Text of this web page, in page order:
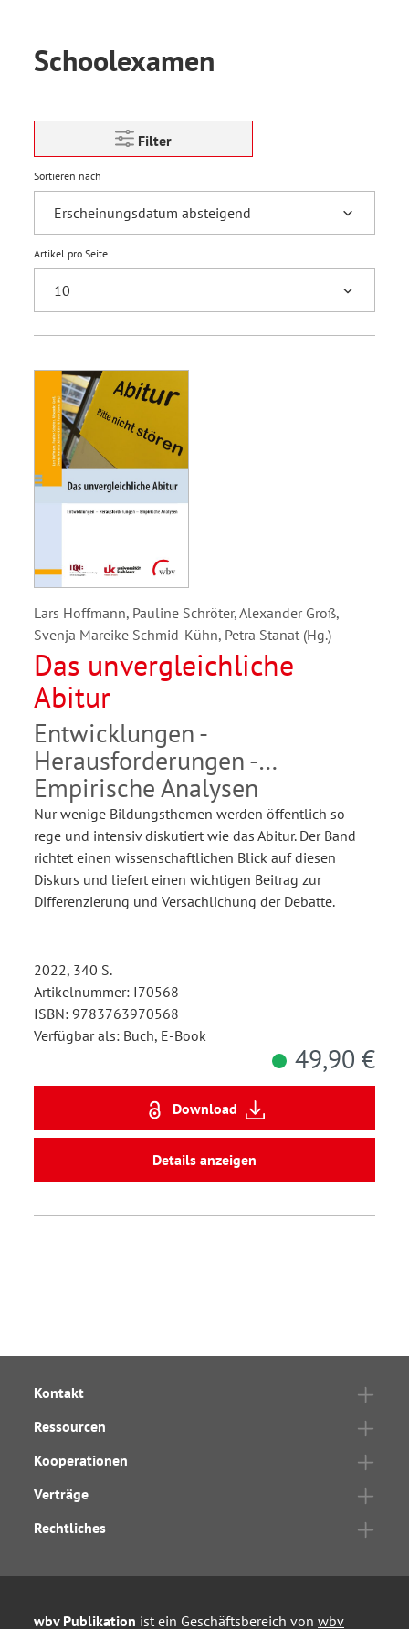
Schoolexamen
Filter
Sortieren nach
Artikel pro Seite
Lars Hoffmann, Pauline Schröter, Alexander Groß,
Svenja Mareike Schmid-Kühn, Petra Stanat (Hg.)
Das unvergleichliche
Abitur
Entwicklungen -
Herausforderungen -
Empirische Analysen
Nur wenige Bildungsthemen werden öffentlich so
rege und intensiv diskutiert wie das Abitur. Der Band
richtet einen wissenschaftlichen Blick auf diesen
Diskurs und liefert einen wichtigen Beitrag zur
Differenzierung und Versachlichung der Debatte.
2022, 340 S.
Artikelnummer: I70568
ISBN: 9783763970568
Verfügbar als: Buch, E-Book
49,90 €
Download
Details anzeigen
Kontakt
Ressourcen
Kooperationen
Verträge
Rechtliches
wbv Publikation ist ein Geschäftsbereich von wbv